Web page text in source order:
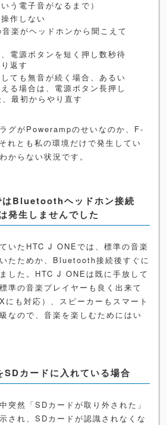
う電子音がなるまで）
作しない
楽がヘッドホンから聞こえて
電源ボタンを短く押し数秒待
返す
ても無音が続く場合、あるい
る場合は、電源ボタン長押し
最初からやり直す
グがPowerampのせいなのか、F-
れとも私の環境だけで発生してい
からない状況です。
Bluetoothヘッドホン接続
発生しませんでした
いたHTC J ONEでは、標準の音楽
たためか、Bluetooth接続後すぐに
した。HTC J ONEは既に手放して
準の音楽プレイヤーも良く出来て
も対応）、スピーカーもスマート
なので、音楽を楽しむためにはい
SDカードに入れている場合
然「SDカードが取り外された」
され、SDカードが認識されなくな